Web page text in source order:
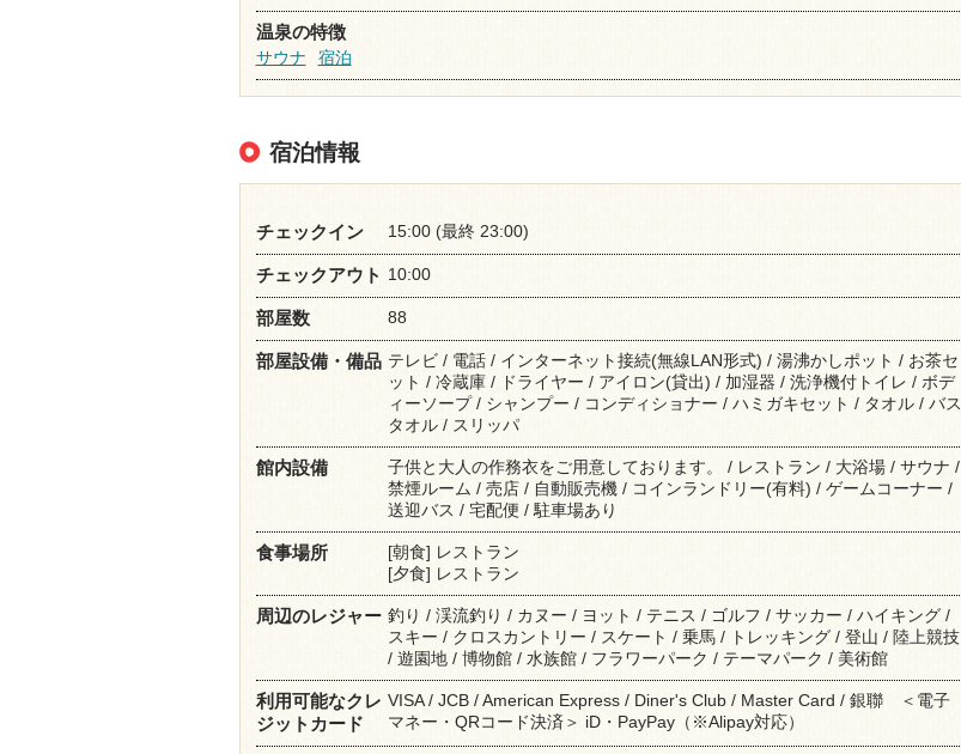
温泉の特徴
サウナ
宿泊
宿泊情報
チェックイン 15:00 (最終 23:00)
チェックアウト 10:00
部屋数 88
部屋設備・備品 テレビ / 電話 / インターネット接続(無線LAN形式) / 湯沸かしポット / お茶セ
ット / 冷蔵庫 / ドライヤー / アイロン(貸出) / 加湿器 / 洗浄機付トイレ / ボデ
ィーソープ / シャンプー / コンディショナー / ハミガキセット / タオル / バス
タオル / スリッパ
館内設備
子供と大人の作務衣をご用意しております。 / レストラン / 大浴場 / サウナ /
禁煙ルーム / 売店 / 自動販売機 / コインランドリー(有料) / ゲームコーナー /
送迎バス / 宅配便 / 駐車場あり
食事場所
[朝食] レストラン
[夕食] レストラン
周辺のレジャー 釣り / 渓流釣り / カヌー / ヨット / テニス / ゴルフ / サッカー / ハイキング /
スキー / クロスカントリー / スケート / 乗馬 / トレッキング / 登山 / 陸上競技
/ 遊園地 / 博物館 / 水族館 / フラワーパーク / テーマパーク / 美術館
利用可能なクレ
ジットカード
VISA / JCB / American Express / Diner's Club / Master Card / 銀聯 ＜電子
マネー・QRコード決済＞ iD・PayPay（※Alipay対応）